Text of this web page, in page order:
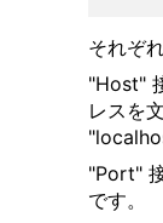
それぞ
"Host"
レスを
"Port"
です。